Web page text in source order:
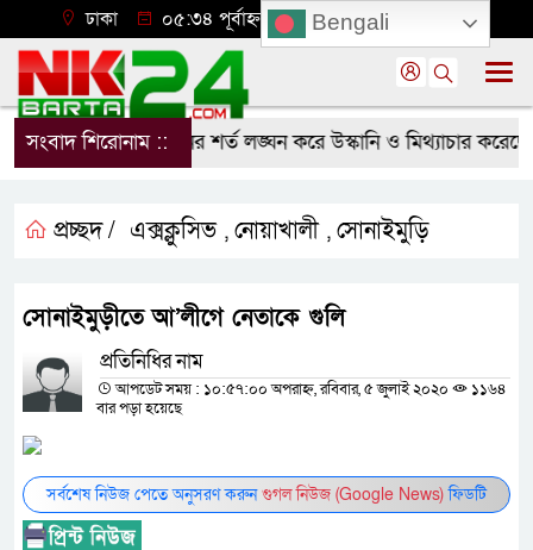
ঢাকা ০৫:৩৪ পূর্বাহ্ন, বৃহস্পতিবার, ০৬ অগাস্ট ২০২৬
সংবাদ শিরোনাম ::প্রশাসনের শর্ত লঙ্ঘন করে উস্কানি ও মিথ্যাচার করেছে
প্রচ্ছদ / এক্সক্লুসিভ , নোয়াখালী , সোনাইমুড়ি
সোনাইমুড়ীতে আ’লীগে নেতাকে গুলি
প্রতিনিধির নাম
আপডেট সময় : ১০:৫৭:০০ অপরাহ্ন, রবিবার, ৫ জুলাই ২০২০
১১৬৪
বার পড়া হয়েছে
সর্বশেষ নিউজ পেতে অনুসরণ করুনগুগল নিউজ (Google News)ফিডটি
Bengali